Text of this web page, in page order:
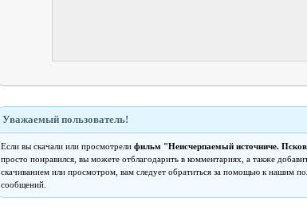
Уважаемый пользователь!
Если вы скачали или просмотрели фильм "Неисчерпаемый источниче.
просто понравился, вы можете отблагодарить в комментариях, а также
скачиванием или просмотром, вам следует обратиться за помощью к нашим
сообщений.